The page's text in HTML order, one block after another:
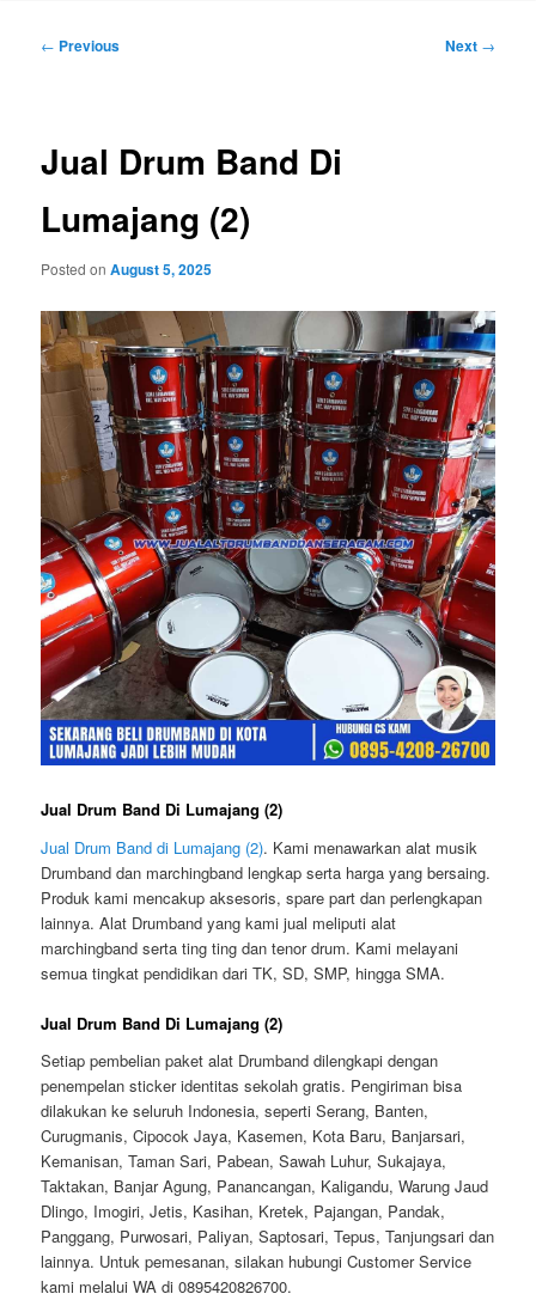
Post
← Previous Next →
Jual Drum Band Di
Lumajang (2)
Posted onAugust 5, 2025
Jual Drum Band Di Lumajang (2)
Jual Drum Band di Lumajang (2). Kami menawarkan alat musik
Drumband dan marchingband lengkap serta harga yang bersaing.
Produk kami mencakup aksesoris, spare part dan perlengkapan
lainnya. Alat Drumband yang kami jual meliputi alat
marchingband serta ting ting dan tenor drum. Kami melayani
semua tingkat pendidikan dari TK, SD, SMP, hingga SMA.
Jual Drum Band Di Lumajang (2)
Setiap pembelian paket alat Drumband dilengkapi dengan
penempelan sticker identitas sekolah gratis. Pengiriman bisa
dilakukan ke seluruh Indonesia, seperti Serang, Banten,
Curugmanis, Cipocok Jaya, Kasemen, Kota Baru, Banjarsari,
Kemanisan, Taman Sari, Pabean, Sawah Luhur, Sukajaya,
Taktakan, Banjar Agung, Panancangan, Kaligandu, Warung Jaud
Dlingo, Imogiri, Jetis, Kasihan, Kretek, Pajangan, Pandak,
Panggang, Purwosari, Paliyan, Saptosari, Tepus, Tanjungsari dan
lainnya. Untuk pemesanan, silakan hubungi Customer Service
kami melalui WA di 0895420826700.